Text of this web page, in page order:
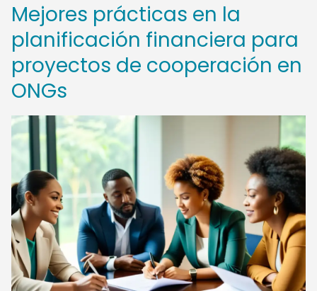
Mejores prácticas en la
planificación financiera para
proyectos de cooperación en
ONGs